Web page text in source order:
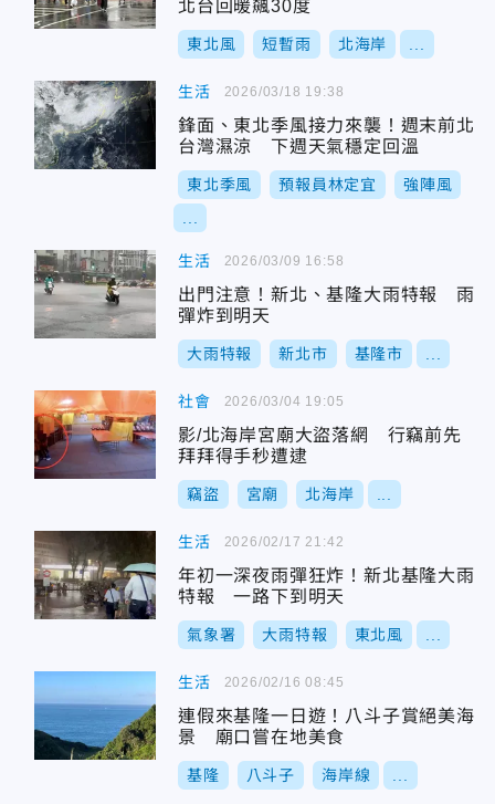
北台回暖飆30度
東北風 短暫雨 北海岸
生活
鋒面、東北季風接力來襲！週末前北
台灣濕涼 下週天氣穩定回溫
東北季風 預報員林定宜 強陣風
2026/03/18 19:38
生活
出門注意！新北、基隆大雨特報 雨
彈炸到明天
大雨特報 新北市 基隆市
2026/03/09 16:58
社會
影/北海岸宮廟大盜落網 行竊前先
拜拜得手秒遭逮
竊盜 宮廟 北海岸
2026/03/04 19:05
生活
年初一深夜雨彈狂炸！新北基隆大雨
特報 一路下到明天
氣象署 大雨特報 東北風
2026/02/17 21:42
生活
連假來基隆一日遊！八斗子賞絕美海
景 廟口嘗在地美食
基隆 八斗子 海岸線
2026/02/16 08:45